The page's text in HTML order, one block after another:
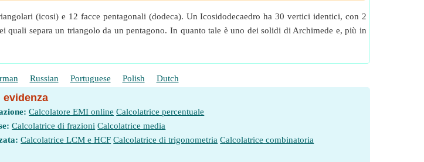
(icosi) e 12 facce pentagonali (dodeca). Un Icosidodecaedro ha 30 vertici identici, con 2
separa un triangolo da un pentagono. In quanto tale è uno dei solidi di Archimede e, più in
Russian Portuguese Polish Dutch
Calcolatore EMI online Calcolatrice percentuale
Calcolatrice di frazioni Calcolatrice media
Calcolatrice LCM e HCF Calcolatrice di trigonometria Calcolatrice combinatoria